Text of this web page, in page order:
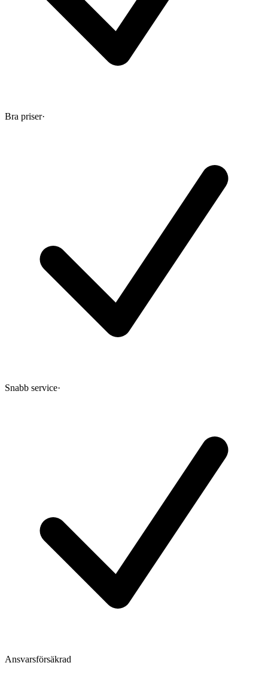
Bra priser·
Snabb service·
Ansvarsförsäkrad